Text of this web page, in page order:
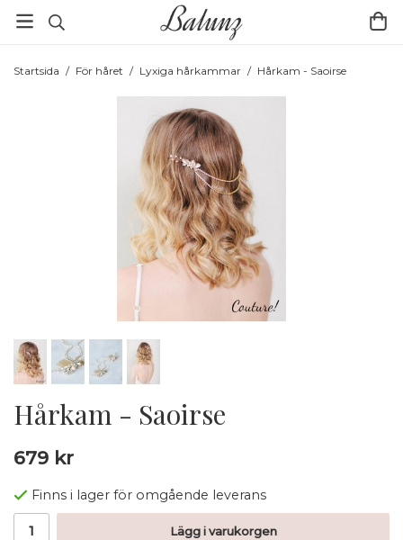
Startsida / För håret / Lyxiga hårkammar / Hårkam - Saoirse
Hårkam - Saoirse
679 kr
Finns i lager för omgående leverans
Lägg i varukorgen